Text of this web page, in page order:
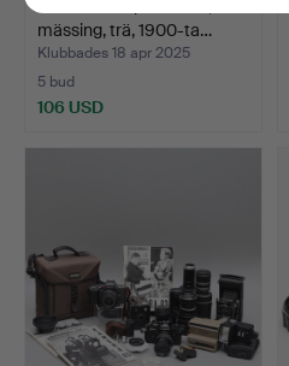
mässing, trä, 1900-ta…
Klubbades 18 apr 2025
5 bud
106 USD